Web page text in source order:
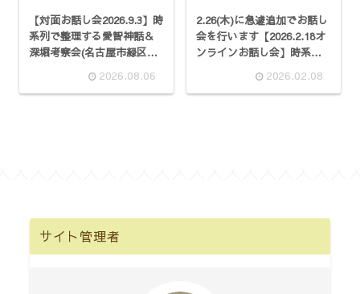
【対面お話し会2026.9.3】時
系列で整理する愛智神話＆
深堀考察会(名古屋市緑区徳
2026.08.06
2.26(木)に急遽追加でお話し
会を行います【2026.2.18オ
ンラインお話し会】時系列
2026.02.08
サイト管理者